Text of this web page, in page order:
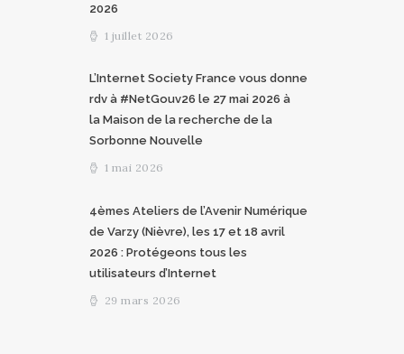
2026
1 juillet 2026
L’Internet Society France vous donne
rdv à #NetGouv26 le 27 mai 2026 à
la Maison de la recherche de la
Sorbonne Nouvelle
1 mai 2026
4èmes Ateliers de l’Avenir Numérique
de Varzy (Nièvre), les 17 et 18 avril
2026 : Protégeons tous les
utilisateurs d’Internet
29 mars 2026